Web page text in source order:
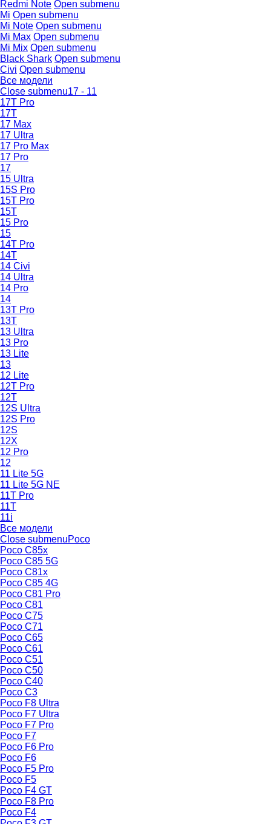
Redmi Note Open submenu
Mi Open submenu
Mi Note Open submenu
Mi Max Open submenu
Mi Mix Open submenu
Black Shark Open submenu
Civi Open submenu
Все модели
Close submenu17 - 11
17T Pro
17T
17 Max
17 Ultra
17 Pro Max
17 Pro
17
15 Ultra
15S Pro
15T Pro
15T
15 Pro
15
14T Pro
14T
14 Civi
14 Ultra
14 Pro
14
13T Pro
13T
13 Ultra
13 Pro
13 Lite
13
12 Lite
12T Pro
12T
12S Ultra
12S Pro
12S
12X
12 Pro
12
11 Lite 5G
11 Lite 5G NE
11T Pro
11T
11i
Все модели
Close submenuPoco
Poco C85x
Poco C85 5G
Poco C81x
Poco C85 4G
Poco C81 Pro
Poco C81
Poco C75
Poco C71
Poco C65
Poco C61
Poco C51
Poco C50
Poco C40
Poco C3
Poco F8 Ultra
Poco F7 Ultra
Poco F7 Pro
Poco F7
Poco F6 Pro
Poco F6
Poco F5 Pro
Poco F5
Poco F4 GT
Poco F8 Pro
Poco F4